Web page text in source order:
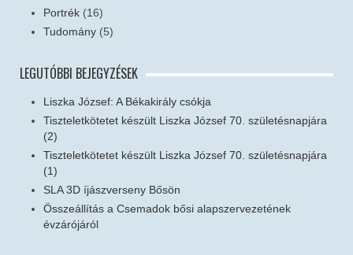
Portrék (16)
Tudomány (5)
LEGUTÓBBI BEJEGYZÉSEK
Liszka József: A Békakirály csókja
Tiszteletkötetet készült Liszka József 70. születésnapjára
(2)
Tiszteletkötetet készült Liszka József 70. születésnapjára
(1)
SLA 3D íjászverseny Bősön
Összeállítás a Csemadok bősi alapszervezetének
évzárójáról